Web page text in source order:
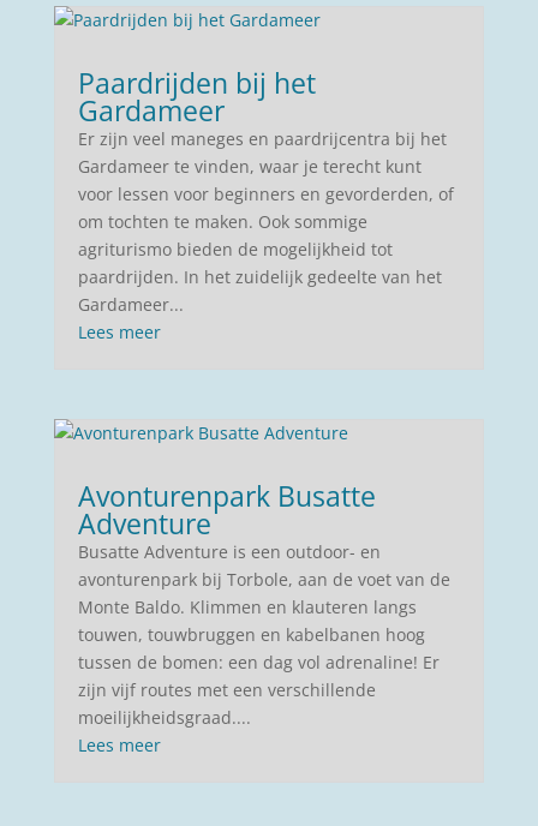
Paardrijden bij het
Gardameer
Er zijn veel maneges en paardrijcentra bij het
Gardameer te vinden, waar je terecht kunt
voor lessen voor beginners en gevorderden, of
om tochten te maken. Ook sommige
agriturismo bieden de mogelijkheid tot
paardrijden. In het zuidelijk gedeelte van het
Gardameer...
Lees meer
Avonturenpark Busatte
Adventure
Busatte Adventure is een outdoor- en
avonturenpark bij Torbole, aan de voet van de
Monte Baldo. Klimmen en klauteren langs
touwen, touwbruggen en kabelbanen hoog
tussen de bomen: een dag vol adrenaline! Er
zijn vijf routes met een verschillende
moeilijkheidsgraad....
Lees meer